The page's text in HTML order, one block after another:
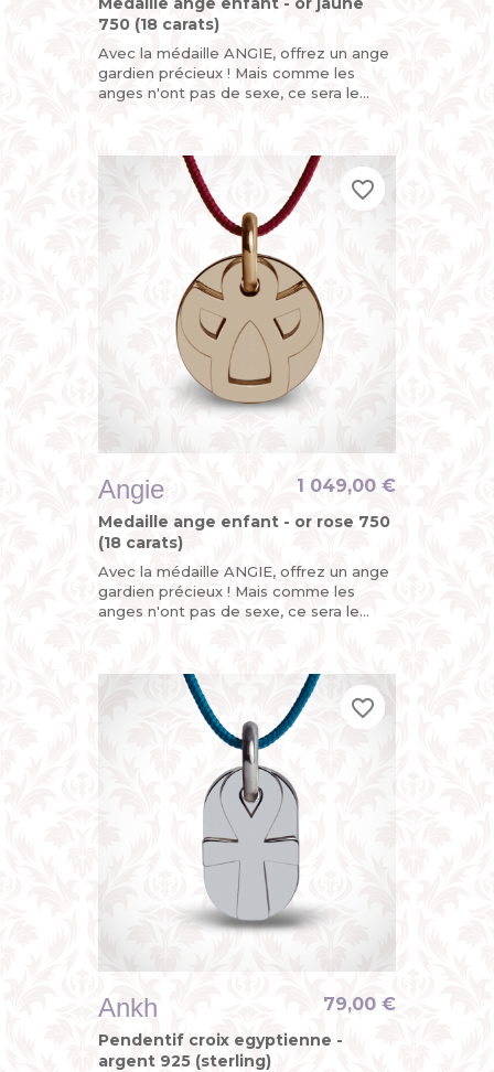
750 (18 carats)
Avec la médaille ANGIE, offrez un ange
gardien précieux ! Mais comme les
anges n'ont pas de sexe, ce sera le
Angie
Medaille ange enfant - or rose 750
(18 carats)
Avec la médaille ANGIE, offrez un ange
gardien précieux ! Mais comme les
anges n'ont pas de sexe, ce sera le
1 049,00 €
favorite_border
favorite_border
favorite_border
Ankh
Pendentif croix egyptienne -
argent 925 (sterling)
79,00 €
favorite_border
favorite_border
favorite_border